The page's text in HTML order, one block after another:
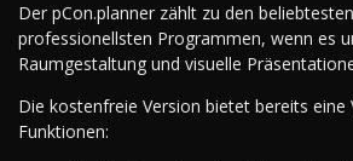
Der pCon.planner zählt zu den
professionellsten Programmen, wenn es
Raumgestaltung und visuelle
Die kostenfreie Version bietet bereits eine
Funktionen: